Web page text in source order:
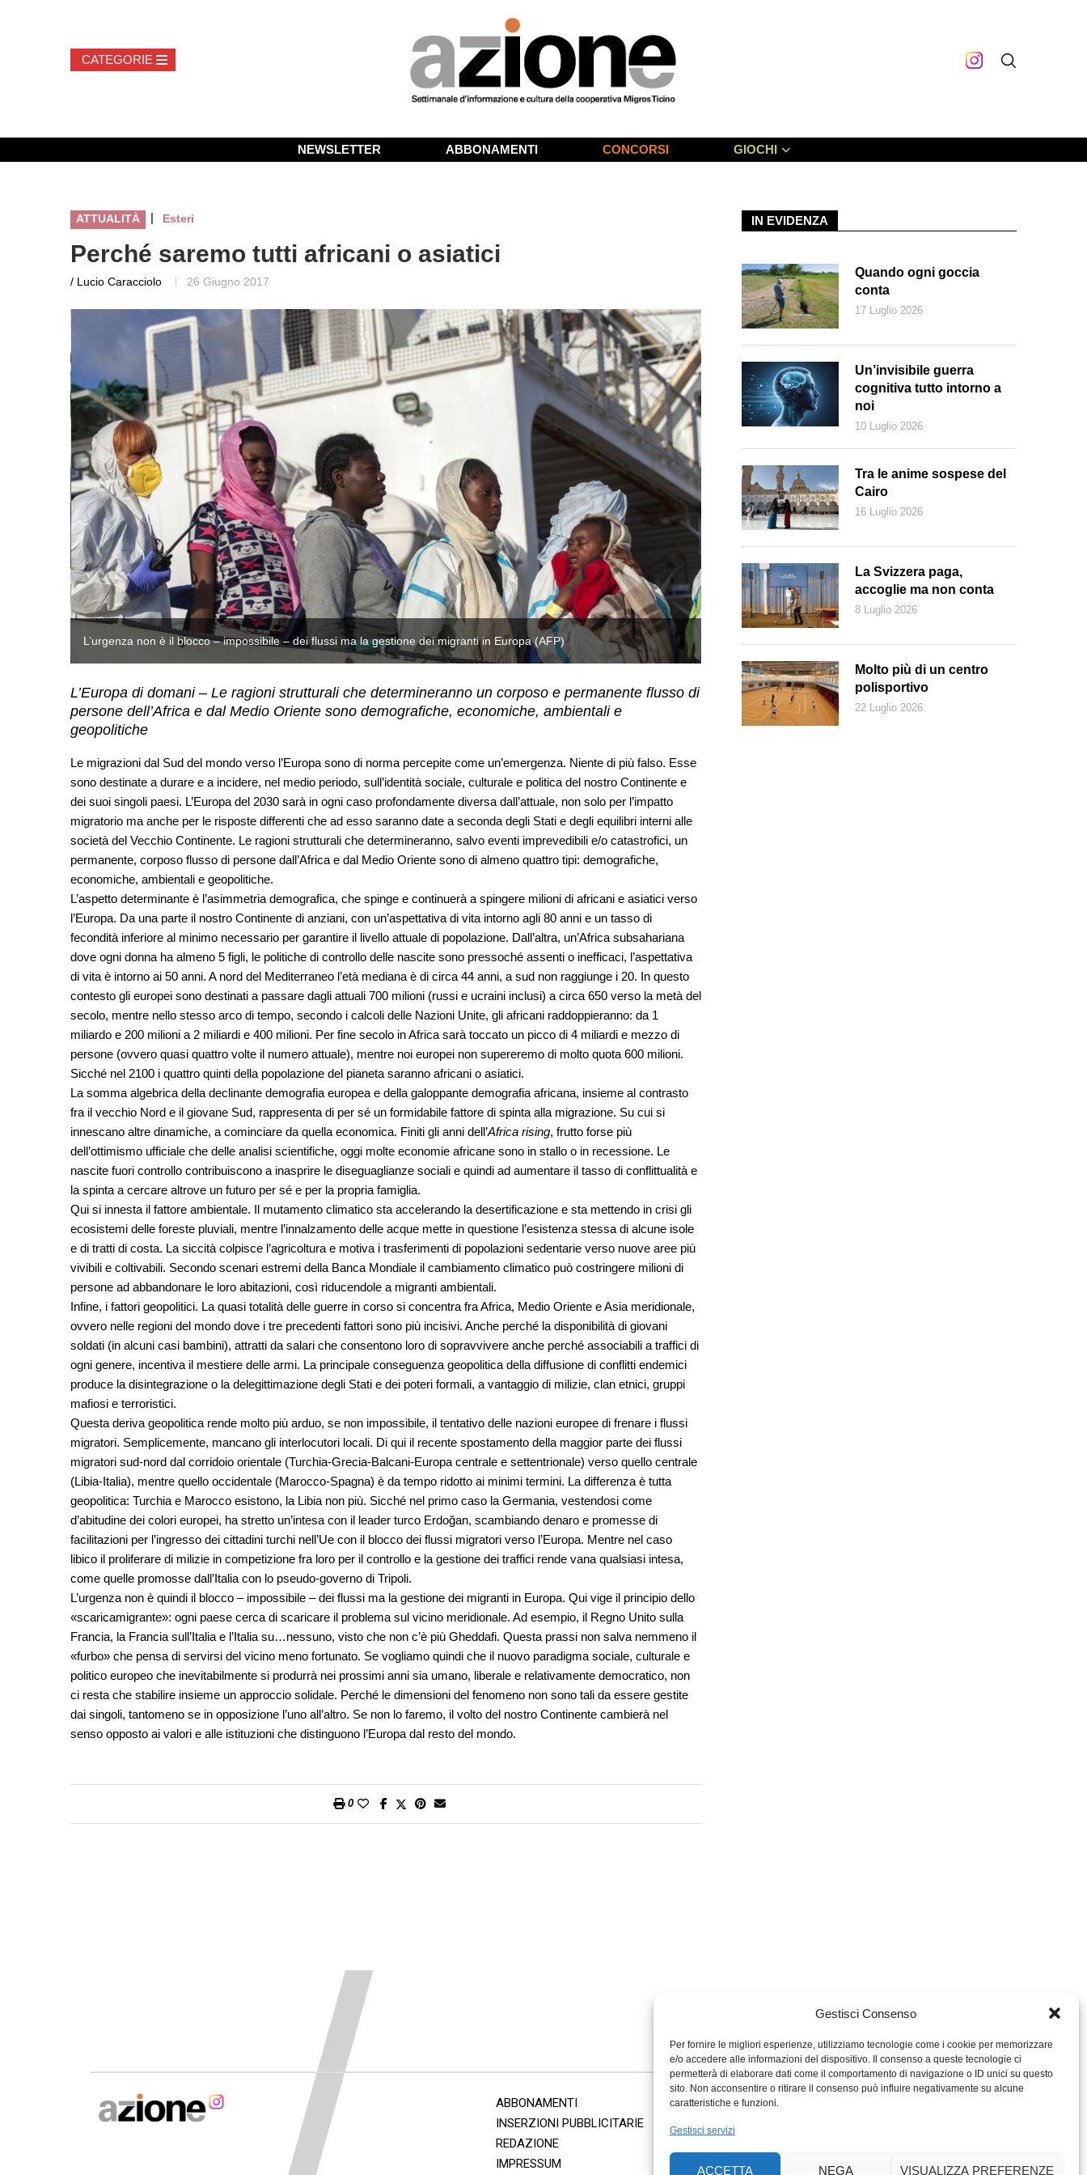
Gestisci Consenso
Per fornire le migliori esperienze, utilizziamo tecnologie come i cookie per memorizzare
e/o accedere alle informazioni del dispositivo. Il consenso a queste tecnologie ci
permetterà di elaborare dati come il comportamento di navigazione o ID unici su questo
sito. Non acconsentire o ritirare il consenso può influire negativamente su alcune
caratteristiche e funzioni.
Gestisci servizi
ACCETTA NEGA VISUALIZZA PREFERENZE
NEWSLETTER ABBONAMENTI CONCORSI GIOCHI
ATTUALITÀ | Esteri
Perché saremo tutti africani o asiatici
/ Lucio Caracciolo 26 Giugno 2017
L’urgenza non è il blocco – impossibile – dei flussi ma la gestione dei migranti in Europa (AFP) L’urgenza non è il blocco – impossibile – dei flussi ma la gestione dei
L’Europa di domani – Le ragioni strutturali che determineranno un corposo e permanente flusso di
persone dell’Africa e dal Medio Oriente sono demografiche, economiche, ambientali e
geopolitiche
Le migrazioni dal Sud del mondo verso l’Europa sono di norma percepite come un’emergenza. Niente di più falso. Esse
sono destinate a durare e a incidere, nel medio periodo, sull’identità sociale, culturale e politica del nostro Continente e
dei suoi singoli paesi. L’Europa del 2030 sarà in ogni caso profondamente diversa dall’attuale, non solo per l’impatto
migratorio ma anche per le risposte differenti che ad esso saranno date a seconda degli Stati e degli equilibri interni alle
società del Vecchio Continente. Le ragioni strutturali che determineranno, salvo eventi imprevedibili e/o catastrofici, un
permanente, corposo flusso di persone dall’Africa e dal Medio Oriente sono di almeno quattro tipi: demografiche,
economiche, ambientali e geopolitiche.
L’aspetto determinante è l’asimmetria demografica, che spinge e continuerà a spingere milioni di africani e asiatici verso
l’Europa. Da una parte il nostro Continente di anziani, con un’aspettativa di vita intorno agli 80 anni e un tasso di
fecondità inferiore al minimo necessario per garantire il livello attuale di popolazione. Dall’altra, un’Africa subsahariana
dove ogni donna ha almeno 5 figli, le politiche di controllo delle nascite sono pressoché assenti o inefficaci, l’aspettativa
di vita è intorno ai 50 anni. A nord del Mediterraneo l’età mediana è di circa 44 anni, a sud non raggiunge i 20. In questo
contesto gli europei sono destinati a passare dagli attuali 700 milioni (russi e ucraini inclusi) a circa 650 verso la metà del
secolo, mentre nello stesso arco di tempo, secondo i calcoli delle Nazioni Unite, gli africani raddoppieranno: da 1
miliardo e 200 milioni a 2 miliardi e 400 milioni. Per fine secolo in Africa sarà toccato un picco di 4 miliardi e mezzo di
persone (ovvero quasi quattro volte il numero attuale), mentre noi europei non supereremo di molto quota 600 milioni.
Sicché nel 2100 i quattro quinti della popolazione del pianeta saranno africani o asiatici.
La somma algebrica della declinante demografia europea e della galoppante demografia africana, insieme al contrasto
fra il vecchio Nord e il giovane Sud, rappresenta di per sé un formidabile fattore di spinta alla migrazione. Su cui si
innescano altre dinamiche, a cominciare da quella economica. Finiti gli anni dell’Africa rising, frutto forse più
dell’ottimismo ufficiale che delle analisi scientifiche, oggi molte economie africane sono in stallo o in recessione. Le
nascite fuori controllo contribuiscono a inasprire le diseguaglianze sociali e quindi ad aumentare il tasso di conflittualità e
la spinta a cercare altrove un futuro per sé e per la propria famiglia.
Qui si innesta il fattore ambientale. Il mutamento climatico sta accelerando la desertificazione e sta mettendo in crisi gli
ecosistemi delle foreste pluviali, mentre l’innalzamento delle acque mette in questione l’esistenza stessa di alcune isole
e di tratti di costa. La siccità colpisce l’agricoltura e motiva i trasferimenti di popolazioni sedentarie verso nuove aree più
vivibili e coltivabili. Secondo scenari estremi della Banca Mondiale il cambiamento climatico può costringere milioni di
persone ad abbandonare le loro abitazioni, così riducendole a migranti ambientali.
Infine, i fattori geopolitici. La quasi totalità delle guerre in corso si concentra fra Africa, Medio Oriente e Asia meridionale,
ovvero nelle regioni del mondo dove i tre precedenti fattori sono più incisivi. Anche perché la disponibilità di giovani
soldati (in alcuni casi bambini), attratti da salari che consentono loro di sopravvivere anche perché associabili a traffici di
ogni genere, incentiva il mestiere delle armi. La principale conseguenza geopolitica della diffusione di conflitti endemici
produce la disintegrazione o la delegittimazione degli Stati e dei poteri formali, a vantaggio di milizie, clan etnici, gruppi
mafiosi e terroristici.
Questa deriva geopolitica rende molto più arduo, se non impossibile, il tentativo delle nazioni europee di frenare i flussi
migratori. Semplicemente, mancano gli interlocutori locali. Di qui il recente spostamento della maggior parte dei flussi
migratori sud-nord dal corridoio orientale (Turchia-Grecia-Balcani-Europa centrale e settentrionale) verso quello centrale
(Libia-Italia), mentre quello occidentale (Marocco-Spagna) è da tempo ridotto ai minimi termini. La differenza è tutta
geopolitica: Turchia e Marocco esistono, la Libia non più. Sicché nel primo caso la Germania, vestendosi come
d’abitudine dei colori europei, ha stretto un’intesa con il leader turco Erdoğan, scambiando denaro e promesse di
facilitazioni per l’ingresso dei cittadini turchi nell’Ue con il blocco dei flussi migratori verso l’Europa. Mentre nel caso
libico il proliferare di milizie in competizione fra loro per il controllo e la gestione dei traffici rende vana qualsiasi intesa,
come quelle promosse dall’Italia con lo pseudo-governo di Tripoli.
L’urgenza non è quindi il blocco – impossibile – dei flussi ma la gestione dei migranti in Europa. Qui vige il principio dello
«scaricamigrante»: ogni paese cerca di scaricare il problema sul vicino meridionale. Ad esempio, il Regno Unito sulla
Francia, la Francia sull’Italia e l’Italia su…nessuno, visto che non c’è più Gheddafi. Questa prassi non salva nemmeno il
«furbo» che pensa di servirsi del vicino meno fortunato. Se vogliamo quindi che il nuovo paradigma sociale, culturale e
politico europeo che inevitabilmente si produrrà nei prossimi anni sia umano, liberale e relativamente democratico, non
ci resta che stabilire insieme un approccio solidale. Perché le dimensioni del fenomeno non sono tali da essere gestite
dai singoli, tantomeno se in opposizione l’uno all’altro. Se non lo faremo, il volto del nostro Continente cambierà nel
senso opposto ai valori e alle istituzioni che distinguono l’Europa dal resto del mondo.
0
IN EVIDENZA
Quando ogni goccia
conta
17 Luglio 2026
Un’invisibile guerra
cognitiva tutto intorno a
noi
10 Luglio 2026
Tra le anime sospese del
Cairo
16 Luglio 2026
La Svizzera paga,
accoglie ma non conta
8 Luglio 2026
Molto più di un centro
polisportivo
22 Luglio 2026
ABBONAMENTI
INSERZIONI PUBBLICITARIE
REDAZIONE
IMPRESSUM
MIGROS TICINO
PERCENTO CULTURALE